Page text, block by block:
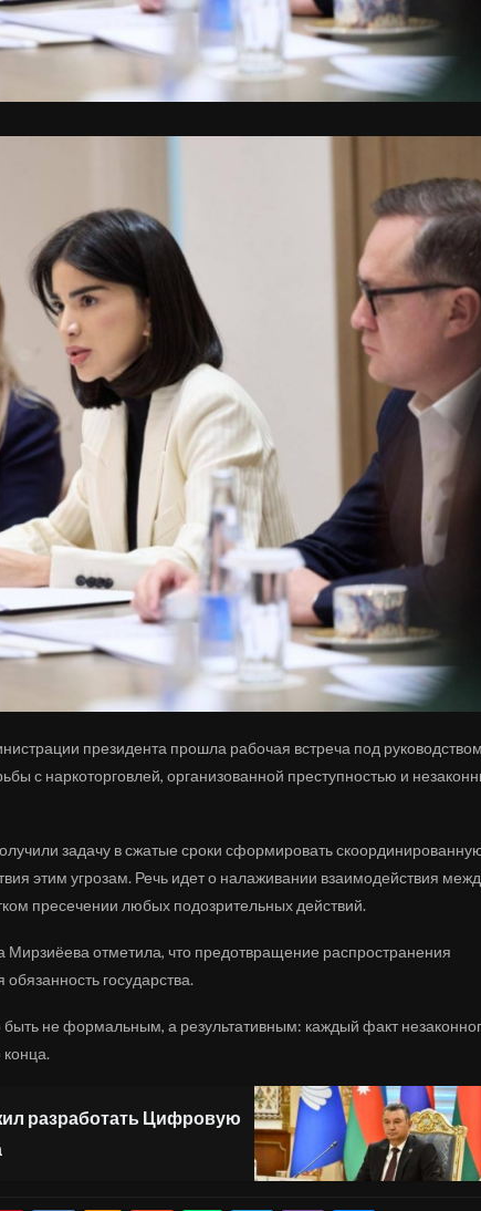
президента прошла рабочая встреча под руководством
с наркоторговлей, организованной преступностью и
задачу в сжатые сроки сформировать
этим угрозам. Речь идет о налаживании взаимодействия
пресечении любых подозрительных действий.
отметила, что предотвращение распространения
государства.
не формальным, а результативным: каждый факт
разработать Цифровую